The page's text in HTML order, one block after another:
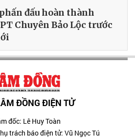
đấu hoàn thành
Chuyên Bảo Lộc trước
ĐỒNG ĐIỆN TỬ
đốc: Lê Huy Toàn
trách báo điện tử: Vũ Ngọc Tú